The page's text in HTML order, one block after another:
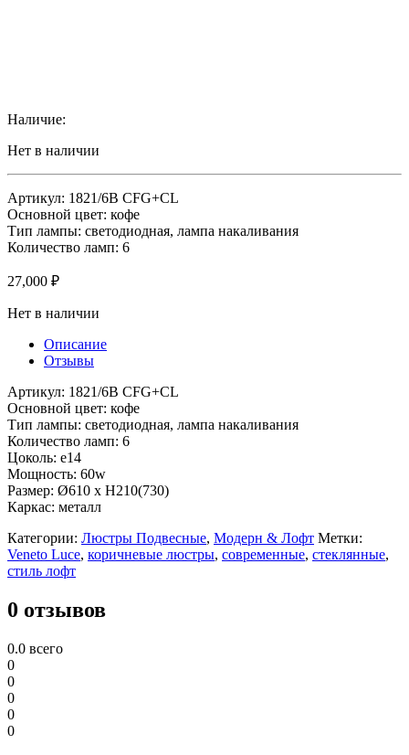
Наличие:
Нет в наличии
Артикул: 1821/6B CFG+CL
Основной цвет: кофе
Тип лампы: светодиодная, лампа накаливания
Количество ламп: 6
27,000 ₽
Нет в наличии
Описание
Отзывы
Артикул: 1821/6B CFG+CL
Основной цвет: кофе
Тип лампы: светодиодная, лампа накаливания
Количество ламп: 6
Цоколь: e14
Мощность: 60w
Размер: Ø610 x H210(730)
Каркас: металл
Категории: Люстры Подвесные, Модерн & Лофт Метки:
Veneto Luce, коричневые люстры, современные, стеклянные,
стиль лофт
0 отзывов
0.0 всего
0
0
0
0
0